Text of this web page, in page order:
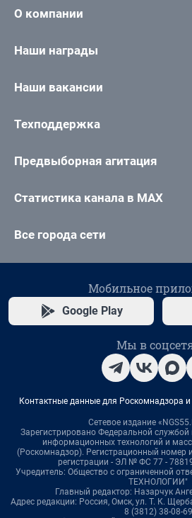
О компании
Наши награды
Наши вакансии
Техподдержка
Предвыборная агитация
Статистика канала в MAX
Все города сети
Мобильное
Google Play
Мы в
Контактные данные для Роскомнадзора и
Сетевое издание
Зарегистрировано Федеральной службой
информационных технологий и
(Роскомнадзор). Регистрационный номер
регистрации - ЭЛ № ФС 77 -
Учредитель: Общество с ограниченной
ТЕХНОЛОГИИ"
Главный редактор: Назарчук
Адрес редакции: Россия, Омск, ул. Т. К.
8 (3812) 38-08-69